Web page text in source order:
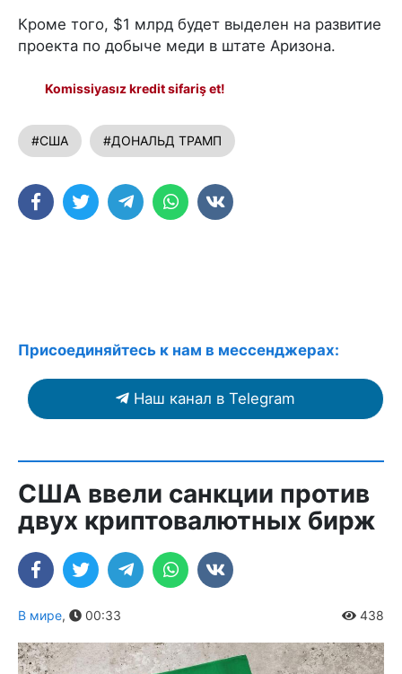
Кроме того, $1 млрд будет выделен на развитие
проекта по добыче меди в штате Аризона.
Komissiyasız kredit sifariş et!
#США #ДОНАЛЬД ТРАМП
Присоединяйтесь к нам в мессенджерах:
Наш канал в Telegram
США ввели санкции против
двух криптовалютных бирж
В мире, 00:33 438